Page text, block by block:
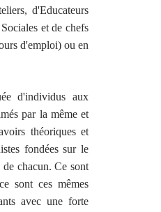
d'Educateurs
et de chefs
d'emploi) ou en
d'individus aux
par la même et
théoriques et
fondées sur le
chacun. Ce sont
sont ces mêmes
avec une forte